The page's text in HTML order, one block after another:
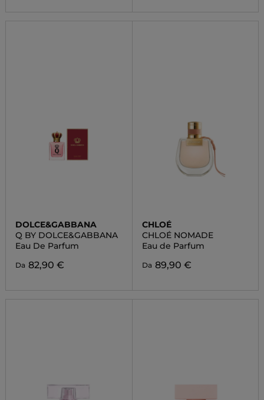
DOLCE&GABBANA
Q BY DOLCE&GABBANA
Eau De Parfum
Da 82,90 €
CHLOÉ
CHLOÉ NOMADE
Eau de Parfum
Da 89,90 €